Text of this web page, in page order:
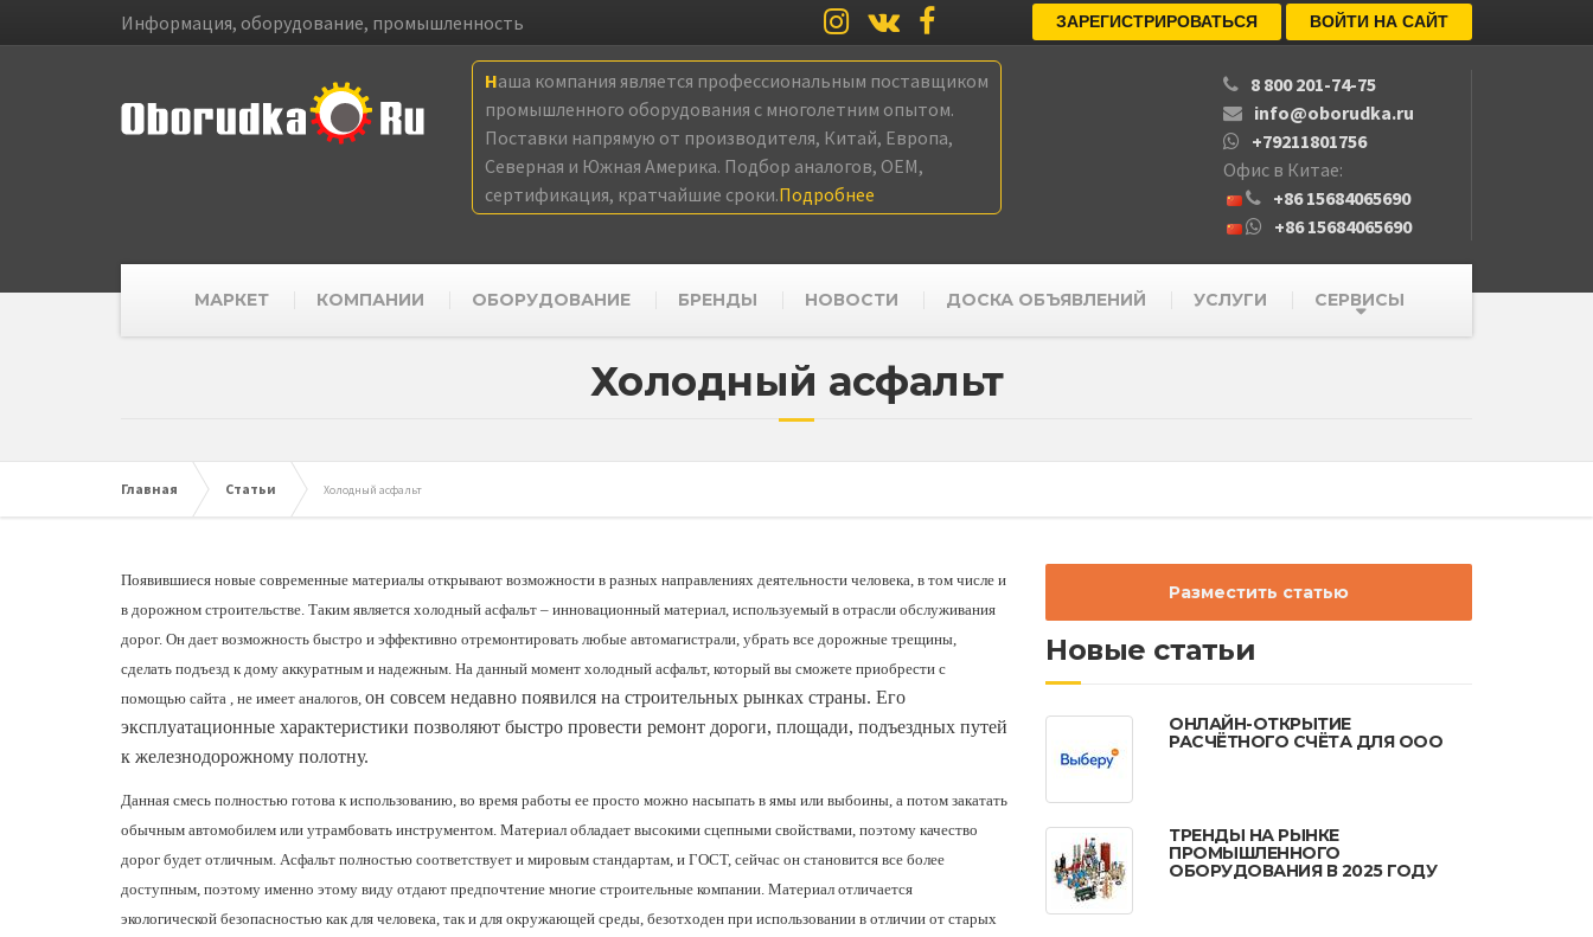
Информация, оборудование, промышленность ЗАРЕГИСТРИРОВАТЬСЯ ВОЙТИ НА САЙТ
Наша компания является профессиональным поставщиком
промышленного оборудования с многолетним опытом.
Поставки напрямую от производителя, Китай, Европа,
Северная и Южная Америка. Подбор аналогов, OEM,
сертификация, кратчайшие сроки.Подробнее
8 800 201-74-75
info@oborudka.ru
+79211801756
Офис в Китае:
+86 15684065690
+86 15684065690
МАРКЕТ КОМПАНИИ ОБОРУДОВАНИЕ БРЕНДЫ НОВОСТИ ДОСКА ОБЪЯВЛЕНИЙ УСЛУГИ СЕРВИСЫ
Холодный асфальт
Главная Статьи Холодный асфальт
Появившиеся новые современные материалы открывают возможности в разных направлениях деятельности человека, в том числе и
в дорожном строительстве. Таким является холодный асфальт – инновационный материал, используемый в отрасли обслуживания
дорог. Он дает возможность быстро и эффективно отремонтировать любые автомагистрали, убрать все дорожные трещины,
сделать подъезд к дому аккуратным и надежным. На данный момент холодный асфальт, который вы сможете приобрести с
помощью сайта , не имеет аналогов, он совсем недавно появился на строительных рынках страны. Его
эксплуатационные характеристики позволяют быстро провести ремонт дороги, площади, подъездных путей
к железнодорожному полотну.
Данная смесь полностью готова к использованию, во время работы ее просто можно насыпать в ямы или выбоины, а потом закатать
обычным автомобилем или утрамбовать инструментом. Материал обладает высокими сцепными свойствами, поэтому качество
дорог будет отличным. Асфальт полностью соответствует и мировым стандартам, и ГОСТ, сейчас он становится все более
доступным, поэтому именно этому виду отдают предпочтение многие строительные компании. Материал отличается
экологической безопасностью как для человека, так и для окружающей среды, безотходен при использовании в отличии от старых
Разместить статью
Новые статьи
ОНЛАЙН-ОТКРЫТИЕ
РАСЧЁТНОГО СЧЁТА ДЛЯ ООО
ТРЕНДЫ НА РЫНКЕ
ПРОМЫШЛЕННОГО
ОБОРУДОВАНИЯ В 2025 ГОДУ